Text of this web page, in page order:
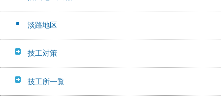
淡路地区
技工対策
技工所一覧